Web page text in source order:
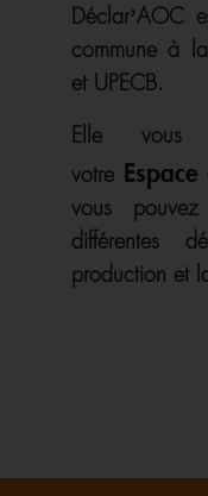
Déclar’AOC
commune à
et UPECB.
Elle vous
votre
vous
différentes
production et